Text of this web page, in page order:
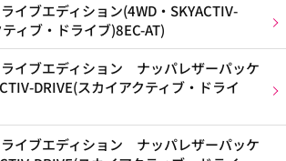
ブエディション(4WD・SKYACTIV-
ィブ・ドライブ)8EC-AT)
ブエディション ナッパレザーパッケ
DRIVE(スカイアクティブ・ドライ
ブエディション ナッパレザーパッケ